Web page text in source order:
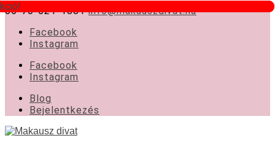
06-70-621-1881 info@makauszdivat.hu
Facebook
Instagram
Facebook
Instagram
Blog
Bejelentkezés